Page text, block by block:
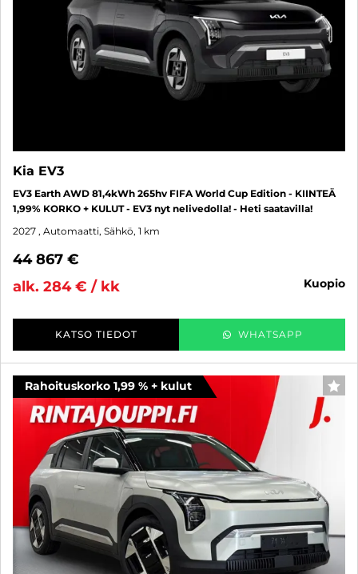
Kia EV3
EV3 Earth AWD 81,4kWh 265hv FIFA World Cup Edition - KIINTEÄ
1,99% KORKO + KULUT - EV3 nyt nelivedolla! - Heti saatavilla!
2027 , Automaatti, Sähkö, 1 km
44 867 €
alk. 284 € / kk
kuopio
KATSO TIEDOT WHATSAPP
Rahoituskorko 1,99 % + kulut